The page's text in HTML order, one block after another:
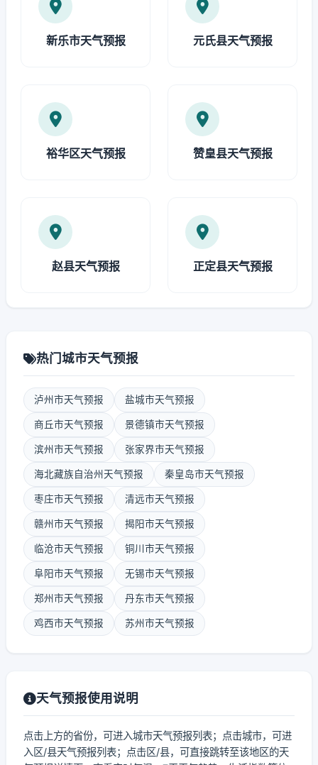
新乐市天气预报 元氏县天气预报
裕华区天气预报 赞皇县天气预报
赵县天气预报 正定县天气预报
热门城市天气预报
泸州市天气预报 盐城市天气预报
商丘市天气预报 景德镇市天气预报
滨州市天气预报 张家界市天气预报
海北藏族自治州天气预报 秦皇岛市天气预报
枣庄市天气预报 清远市天气预报
赣州市天气预报 揭阳市天气预报
临沧市天气预报 铜川市天气预报
阜阳市天气预报 无锡市天气预报
郑州市天气预报 丹东市天气预报
鸡西市天气预报 苏州市天气预报
天气预报使用说明
点击上方的省份，可进入城市天气预报列表；点击城市，可进
入区/县天气预报列表；点击区/县，可直接跳转至该地区的天